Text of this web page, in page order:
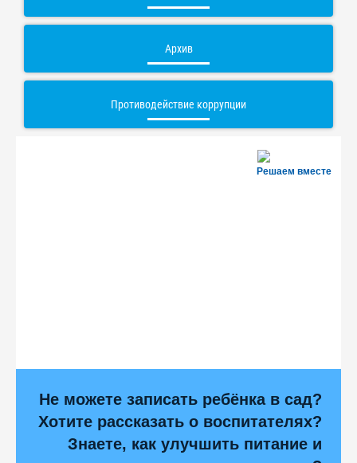
Архив
Противодействие коррупции
Решаем вместе
Не можете записать ребёнка в сад?
Хотите рассказать о воспитателях?
Знаете, как улучшить питание и